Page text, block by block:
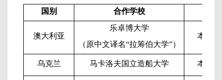
国别 合作学校
澳大利亚
乐卓博大学
（原中文译名“拉筹伯大学”）
本科
乌克兰 马卡洛夫国立造船大学 本科